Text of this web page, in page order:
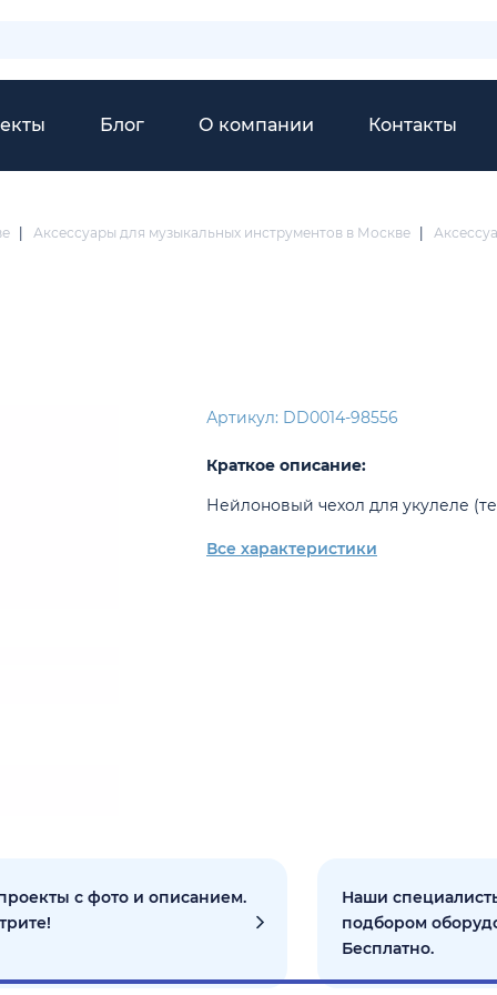
Блог О компании Контакты
Аксессуары для музыкальных инструментов в Москве
Артикул: DD0014-98556
Краткое описание:
Нейлоновый чехол для укулеле
Все характеристики
с фото и описанием.
Наши
подбором
Бесплатно.